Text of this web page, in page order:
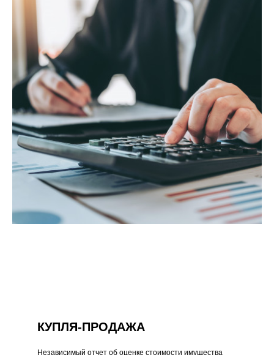
КУПЛЯ-ПРОДАЖА
Независимый отчет об оценке стоимости имущества